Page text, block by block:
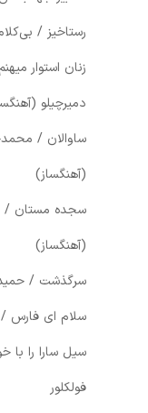
رستاخیز /
زنان استوار
دمیرچیلو
ساوالان /
(آهنگساز)
سجده مستان /
(آهنگساز)
سرگذشت /
سلام ای فارس /
سیل سارا را
فولکلور